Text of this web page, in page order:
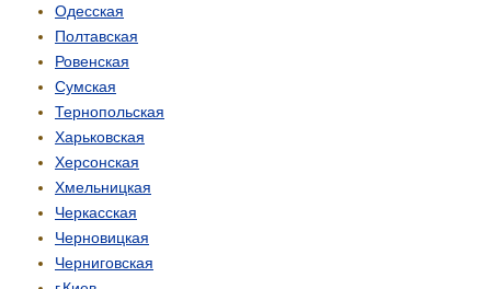
Одесская
Полтавская
Ровенская
Сумская
Тернопольская
Харьковская
Херсонская
Хмельницкая
Черкасская
Черновицкая
Черниговская